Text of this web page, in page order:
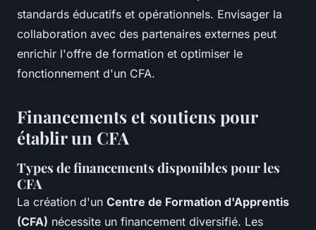
standards éducatifs et opérationnels. Envisager la
collaboration avec des partenaires externes peut
enrichir l'offre de formation et optimiser le
fonctionnement d'un CFA.
Financements et soutiens pour
établir un CFA
Types de financements disponibles pour les
CFA
La création d'un Centre de Formation d'Apprentis
(CFA) nécessite un financement diversifié. Les